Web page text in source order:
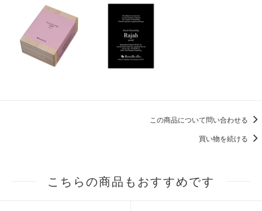
この商品について問い合わせる
買い物を続ける
こちらの商品もおすすめです